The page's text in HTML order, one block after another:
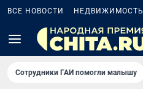
ВСЕ НОВОСТИ НЕДВИЖИМОСТЬ
Сотрудники ГАИ помогли малышу